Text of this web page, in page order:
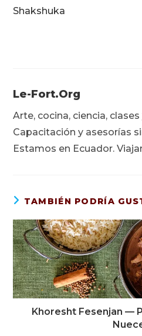
artículos
Shakshuka
Le-Fort.org
Arte, cocina, ciencia,
Capacitación y asesorías
Estamos en Ecuador.
TAMBIÉN PODRÍA
Khoresht Fesenjan —